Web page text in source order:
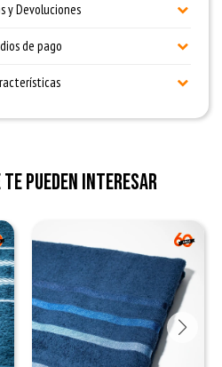
y Devoluciones
de pago
pueden interesar